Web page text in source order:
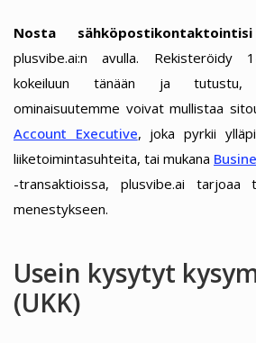
Nosta
plusvibe.ai:n avulla. Rekisteröidy
kokeiluun tänään ja tutustu,
ominaisuutemme voivat mullistaa
Account Executive, joka pyrkii
liiketoimintasuhteita, tai mukana
-transaktioissa, plusvibe.ai tarjoaa
menestykseen.
Usein kysytyt
(UKK)